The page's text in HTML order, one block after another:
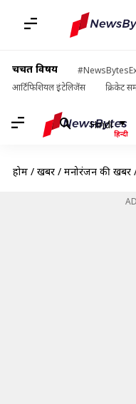
चर्चित विषय
आर्टिफिशियल इंटेलिजेंस
क्रिकेट
Hindi
होम / खबरें / मनोरंजन की खबरें